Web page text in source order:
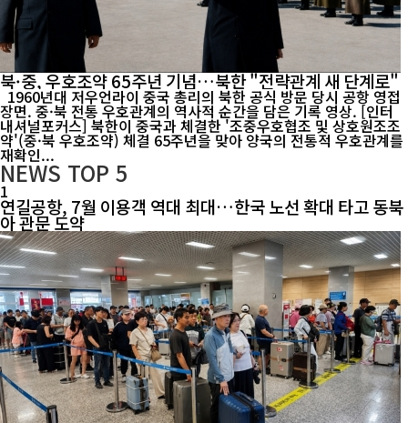
북·중, 우호조약 65주년 기념…북한 "전략관계 새 단계로"
장면. 중·북 전통 우호관계의 역사적 순간을 담은 기록 영상. [인터
내셔널포커스] 북한이 중국과 체결한 '조중우호협조 및 상호원조조
약'(중·북 우호조약) 체결 65주년을 맞아 양국의 전통적 우호관계를
재확인...
NEWS TOP 5
1
연길공항, 7월 이용객 역대 최대…한국 노선 확대 타고 동북
아 관문 도약